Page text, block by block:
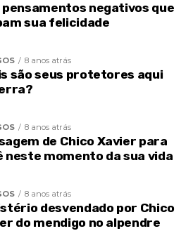
pensamentos negativos que
sua felicidade
8 anos atrás
são seus protetores aqui
8 anos atrás
de Chico Xavier para
neste momento da sua vida
8 anos atrás
desvendado por Chico
do mendigo no alpendre